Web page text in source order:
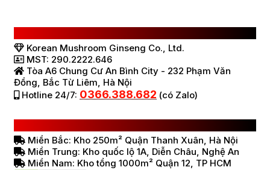
Korean Mushroom Ginseng Co., Ltd.
MST: 290.2222.646
Tòa A6 Chung Cư An Bình City - 232 Phạm Văn
Đồng, Bắc Từ Liêm, Hà Nội
Hotline 24/7: 0366.388.682 (có Zalo)
Miền Bắc: Kho 250m² Quận Thanh Xuân, Hà Nội
Miền Trung: Kho quốc lộ 1A, Diễn Châu, Nghệ An
Miền Nam: Kho tổng 1000m² Quận 12, TP HCM